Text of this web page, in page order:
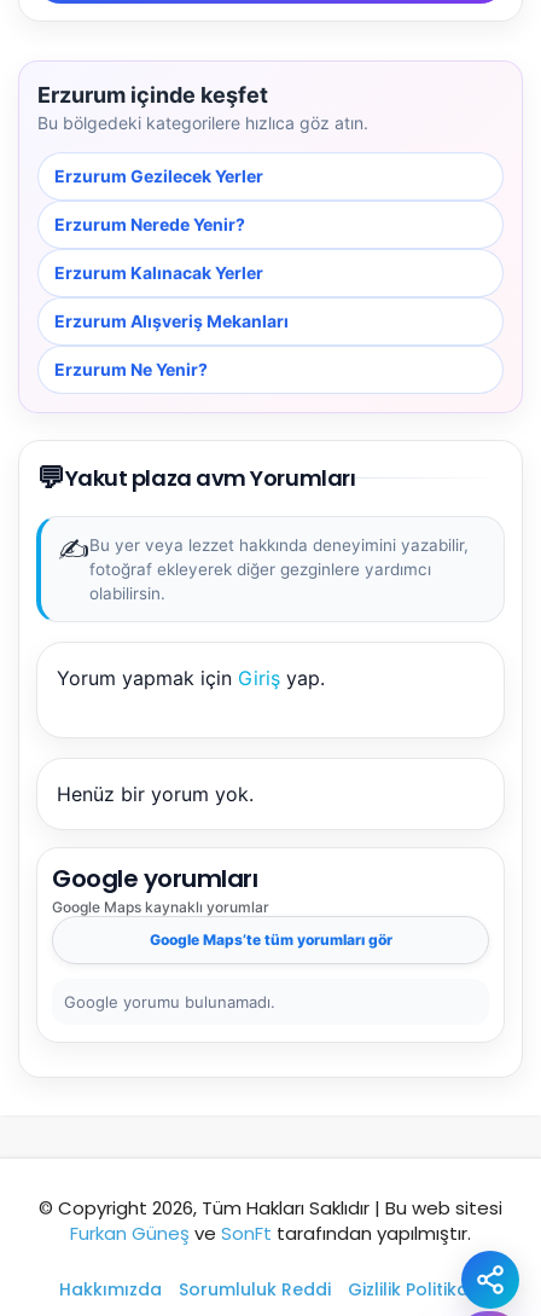
Erzurum içinde keşfet
Bu bölgedeki kategorilere hızlıca göz atın.
Erzurum Gezilecek Yerler
Erzurum Nerede Yenir?
Erzurum Kalınacak Yerler
Erzurum Alışveriş Mekanları
Erzurum Ne Yenir?
💬Yakut plaza avm Yorumları
✍️Bu yer veya lezzet hakkında deneyimini yazabilir,
fotoğraf ekleyerek diğer gezginlere yardımcı
olabilirsin.
Yorum yapmak için Giriş yap.
Henüz bir yorum yok.
Google yorumları
Google Maps kaynaklı yorumlar
Google Maps’te tüm yorumları gör
Google yorumu bulunamadı.
© Copyright 2026, Tüm Hakları Saklıdır | Bu web sitesi
Furkan Güneş ve SonFt tarafından yapılmıştır.
Hakkımızda Sorumluluk Reddi
Gizlilik Politikası
NBY Akıllı Asistan
önerir.
Şehir / ilçe
⭐ Popüler ✨ İlk kez gelen
🚶 Yürüyüş
Akıllı rota öner